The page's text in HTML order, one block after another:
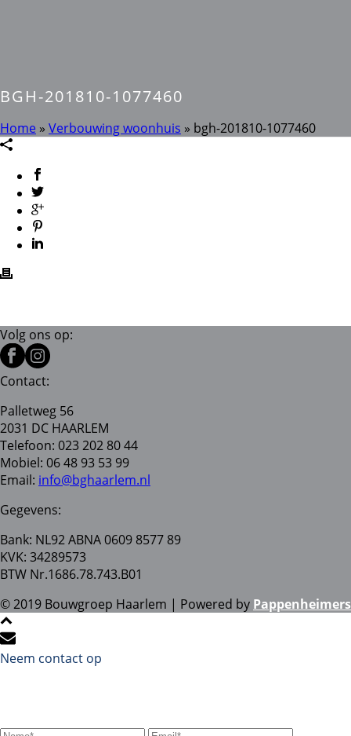
BGH-201810-1077460
Home » Verbouwing woonhuis » bgh-201810-1077460
Volg ons op:
Contact:
Palletweg 56
2031 DC HAARLEM
Telefoon: 023 202 80 44
Mobiel: 06 48 93 53 99
Email: info@bghaarlem.nl
Gegevens:
Bank: NL92 ABNA 0609 8577 89
KVK: 34289573
BTW Nr.1686.78.743.B01
© 2019 Bouwgroep Haarlem | Powered by Pappenheimers
Neem contact op